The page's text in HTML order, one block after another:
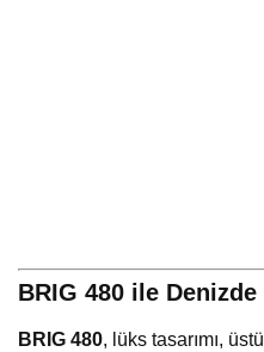
BRIG 480 ile
BRIG 480, lüks tasarımı,